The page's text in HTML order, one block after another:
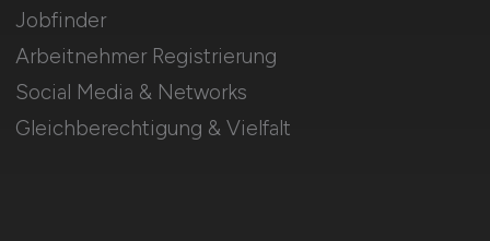
Jobfinder
Arbeitnehmer Registrierung
Social Media & Networks
Gleichberechtigung & Vielfalt